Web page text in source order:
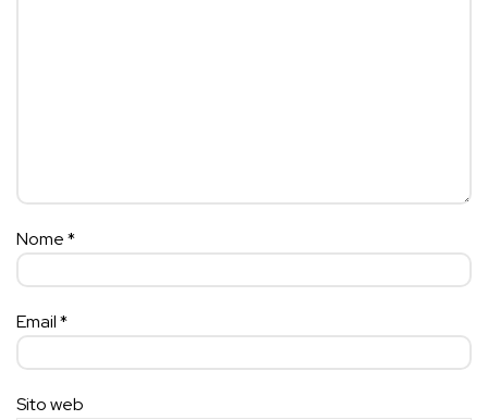
Nome*
Email*
Sito web